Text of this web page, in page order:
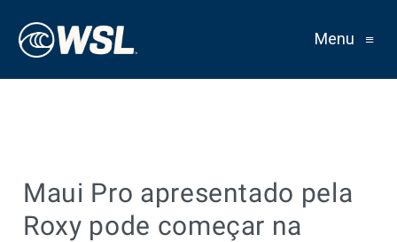
Menu ≡
Maui Pro apresentado pela
Roxy pode começar na